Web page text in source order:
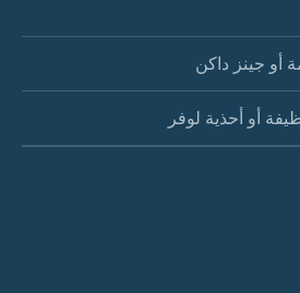
أو جينز داكن
أو أحذية لوفر